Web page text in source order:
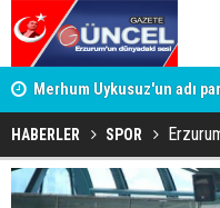
Merhum Uykusuz'un adı
verildi
HABERLER SPOR